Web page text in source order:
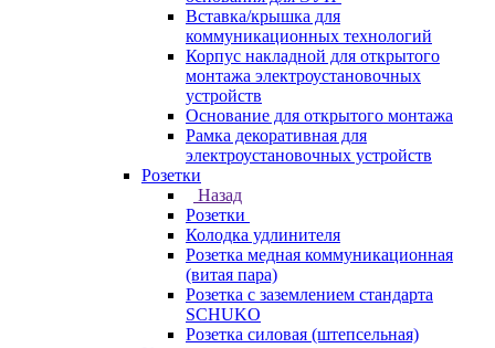
Вставка/крышка для
коммуникационных технологий
Корпус накладной для открытого
монтажа электроустановочных
устройств
Основание для открытого монтажа
Рамка декоративная для
электроустановочных устройств
Розетки
Назад
Розетки
Колодка удлинителя
Розетка медная коммуникационная
(витая пара)
Розетка с заземлением стандарта
SCHUKO
Розетка силовая (штепсельная)